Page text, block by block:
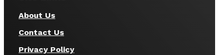
About Us
Contact Us
Privacy Policy